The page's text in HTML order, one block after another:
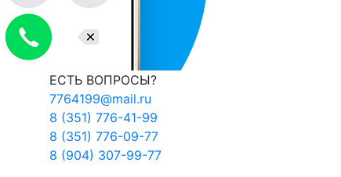
ЕСТЬ ВОПРОСЫ?
7764199@mail.ru
8 (351) 776-41-99
8 (351) 776-09-77
8 (904) 307-99-77